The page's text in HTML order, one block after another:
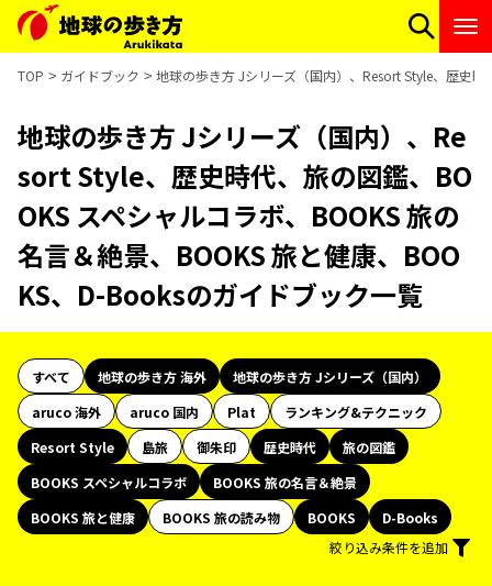
TOP ガイドブック 地球の歩き方 Jシリーズ（国内）、Resort Style、歴史
地球の歩き方 Jシリーズ（国内）、Re
sort Style、歴史時代、旅の図鑑、BO
OKS スペシャルコラボ、BOOKS 旅の
名言＆絶景、BOOKS 旅と健康、BOO
KS、D-Booksのガイドブック一覧
すべて 地球の歩き方 海外
地球の歩き方 Jシリーズ（国内）
aruco 海外
aruco 国内 Plat
ランキング&テクニック
Resort Style
島旅 御朱印 歴史時代
旅の図鑑
BOOKS スペシャルコラボ
BOOKS 旅の名言＆絶景
BOOKS 旅と健康
BOOKS 旅の読み物 BOOKS
D-Books
絞り込み条件を追加